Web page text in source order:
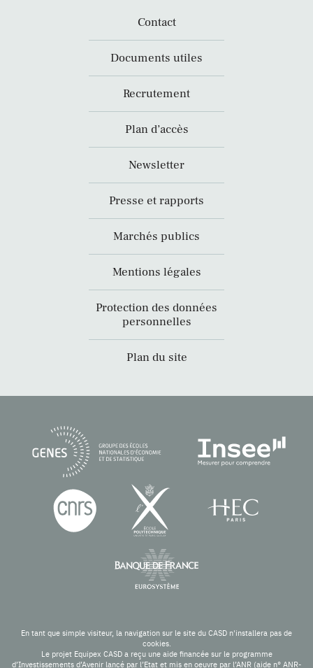
Contact
Documents utiles
Recrutement
Plan d’accès
Newsletter
Presse et rapports
Marchés publics
Mentions légales
Protection des données
personnelles
Plan du site
En tant que simple visiteur, la navigation sur le site du CASD n'installera pas de
cookies.
Le projet Equipex CASD a reçu une aide financée sur le programme
d’Investissements d’Avenir lancé par l’Etat et mis en oeuvre par l’ANR (aide n° ANR-